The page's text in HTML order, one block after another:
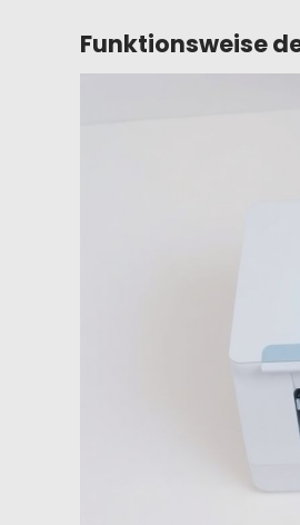
Funktionsweise